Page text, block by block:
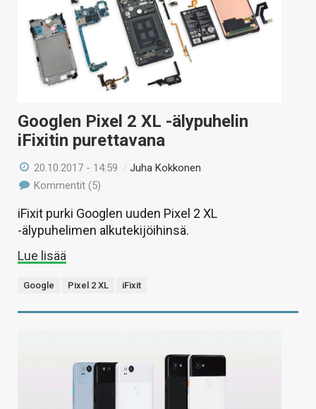
KAUPPA
VAIHDA TEEMA
HAKU
Googlen Pixel 2 XL -älypuhelin
iFixitin purettavana
20.10.2017 - 14:59 /Juha Kokkonen
Kommentit (5)
iFixit purki Googlen uuden Pixel 2 XL
-älypuhelimen alkutekijöihinsä.
Lue lisää
Google Pixel 2 XL iFixit